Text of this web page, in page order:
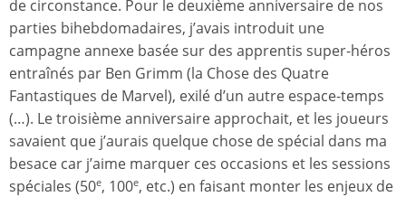
de circonstance. Pour le deuxième anniversaire de nos
parties bihebdomadaires, j’avais introduit une
campagne annexe basée sur des apprentis super-héros
entraînés par Ben Grimm (la Chose des Quatre
Fantastiques de Marvel), exilé d’un autre espace-temps
(…). Le troisième anniversaire approchait, et les joueurs
savaient que j’aurais quelque chose de spécial dans ma
besace car j’aime marquer ces occasions et les sessions
spéciales (50e, 100e, etc.) en faisant monter les enjeux de